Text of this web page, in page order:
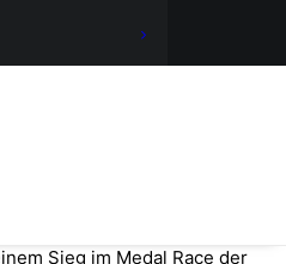
Sieg im Medal Race der